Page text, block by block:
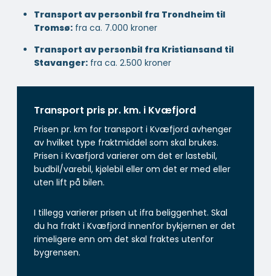
Transport av personbil fra Trondheim til
Tromsø: fra ca. 7.000 kroner
Transport av personbil fra Kristiansand til
Stavanger: fra ca. 2.500 kroner
Transport pris pr. km. i Kvæfjord
Prisen pr. km for transport i Kvæfjord avhenger
av hvilket type fraktmiddel som skal brukes.
Prisen i Kvæfjord varierer om det er lastebil,
budbil/varebil, kjølebil eller om det er med eller
uten lift på bilen.
I tillegg varierer prisen ut ifra beliggenhet. Skal
du ha frakt i Kvæfjord innenfor bykjernen er det
rimeligere enn om det skal fraktes utenfor
bygrensen.